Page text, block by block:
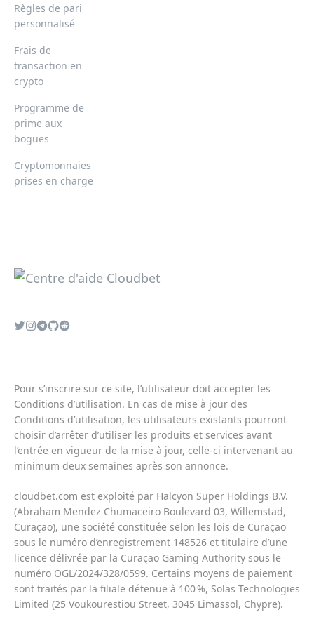
Règles de pari
personnalisé
Frais de
transaction en
crypto
Programme de
prime aux
bogues
Cryptomonnaies
prises en charge
Pour s’inscrire sur ce site, l’utilisateur doit accepter les
Conditions d’utilisation. En cas de mise à jour des
Conditions d’utilisation, les utilisateurs existants pourront
choisir d’arrêter d’utiliser les produits et services avant
l’entrée en vigueur de la mise à jour, celle-ci intervenant au
minimum deux semaines après son annonce.
cloudbet.com est exploité par Halcyon Super Holdings B.V.
(Abraham Mendez Chumaceiro Boulevard 03, Willemstad,
Curaçao), une société constituée selon les lois de Curaçao
sous le numéro d’enregistrement 148526 et titulaire d’une
licence délivrée par la Curaçao Gaming Authority sous le
numéro OGL/2024/328/0599. Certains moyens de paiement
sont traités par la filiale détenue à 100 %, Solas Technologies
Limited (25 Voukourestiou Street, 3045 Limassol, Chypre).